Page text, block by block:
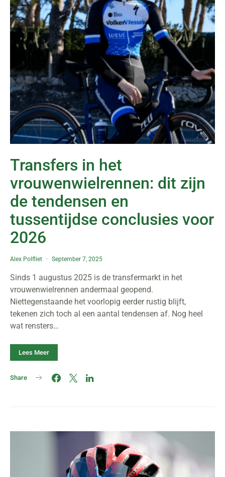
Transfers in het
vrouwenwielrennen: dit zijn
de tendensen en
tussentijdse conclusies voor
2026
Alex Polfliet September 7, 2025
Sinds 1 augustus 2025 is de transfermarkt in het
vrouwenwielrennen andermaal geopend.
Niettegenstaande het voorlopig eerder rustig blijft,
tekenen zich toch al een aantal tendensen af. Nog heel
wat rensters…
Lees Meer
Share